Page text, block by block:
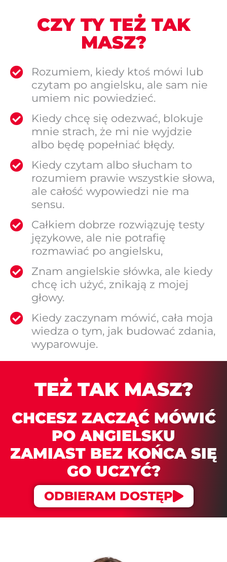
CZY TY TEŻ TAK
MASZ?
Rozumiem, kiedy ktoś mówi lub
czytam po angielsku, ale sam nie
umiem nic powiedzieć.
Kiedy chcę się odezwać, blokuje
mnie strach, że mi nie wyjdzie
albo będę popełniać błędy.
Kiedy czytam albo słucham to
rozumiem prawie wszystkie słowa,
ale całość wypowiedzi nie ma
sensu.
Całkiem dobrze rozwiązuję testy
językowe, ale nie potrafię
rozmawiać po angielsku,
Znam angielskie słówka, ale kiedy
chcę ich użyć, znikają z mojej
głowy.
Kiedy zaczynam mówić, cała moja
wiedza o tym, jak budować zdania,
wyparowuje.
TEŻ TAK MASZ?
CHCESZ ZACZĄĆ MÓWIĆ
PO ANGIELSKU
ZAMIAST BEZ KOŃCA SIĘ
GO UCZYĆ?
ODBIERAM DOSTĘP